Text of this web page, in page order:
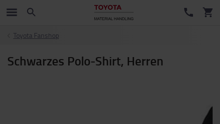
Toyota Fanshop
Schwarzes Polo-Shirt, Herren